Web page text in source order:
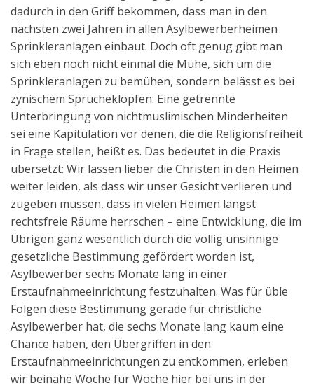
dadurch in den Griff bekommen, dass man in den
nächsten zwei Jahren in allen Asylbewerberheimen
Sprinkleranlagen einbaut. Doch oft genug gibt man
sich eben noch nicht einmal die Mühe, sich um die
Sprinkleranlagen zu bemühen, sondern belässt es bei
zynischem Sprücheklopfen: Eine getrennte
Unterbringung von nichtmuslimischen Minderheiten
sei eine Kapitulation vor denen, die die Religionsfreiheit
in Frage stellen, heißt es. Das bedeutet in die Praxis
übersetzt: Wir lassen lieber die Christen in den Heimen
weiter leiden, als dass wir unser Gesicht verlieren und
zugeben müssen, dass in vielen Heimen längst
rechtsfreie Räume herrschen – eine Entwicklung, die im
Übrigen ganz wesentlich durch die völlig unsinnige
gesetzliche Bestimmung gefördert worden ist,
Asylbewerber sechs Monate lang in einer
Erstaufnahmeeinrichtung festzuhalten. Was für üble
Folgen diese Bestimmung gerade für christliche
Asylbewerber hat, die sechs Monate lang kaum eine
Chance haben, den Übergriffen in den
Erstaufnahmeeinrichtungen zu entkommen, erleben
wir beinahe Woche für Woche hier bei uns in der